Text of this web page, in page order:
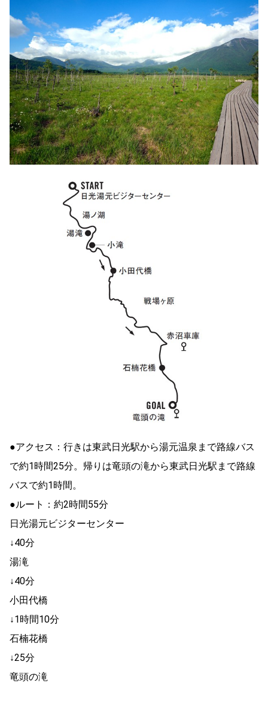
●アクセス：行きは東武日光駅から湯元温泉まで路線バス
で約1時間25分。帰りは竜頭の滝から東武日光駅まで路線
バスで約1時間。
●ルート：約2時間55分
日光湯元ビジターセンター
↓40分
湯滝
↓40分
小田代橋
↓1時間10分
石楠花橋
↓25分
竜頭の滝